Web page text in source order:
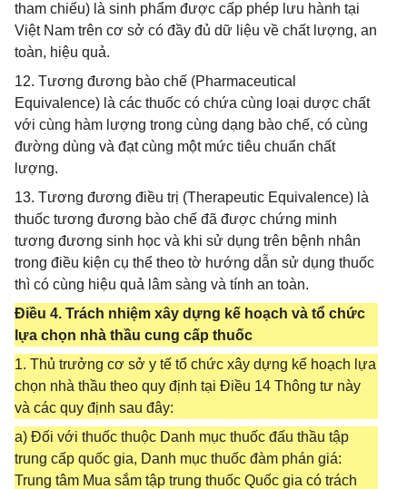
tham chiếu) là sinh phẩm được cấp phép lưu hành tại
Việt Nam trên cơ sở có đầy đủ dữ liệu về chất lượng, an
toàn, hiệu quả.
12. Tương đương bào chế (Pharmaceutical
Equivalence) là các thuốc có chứa cùng loại dược chất
với cùng hàm lượng trong cùng dạng bào chế, có cùng
đường dùng và đạt cùng một mức tiêu chuẩn chất
lượng.
13. Tương đương điều trị (Therapeutic Equivalence) là
thuốc tương đương bào chế đã được chứng minh
tương đương sinh học và khi sử dụng trên bệnh nhân
trong điều kiện cụ thể theo tờ hướng dẫn sử dụng thuốc
thì có cùng hiệu quả lâm sàng và tính an toàn.
Điều 4. Trách nhiệm xây dựng kế hoạch và tổ chức
lựa chọn nhà thầu cung cấp thuốc
1. Thủ trưởng cơ sở y tế tổ chức xây dựng kế hoạch lựa
chọn nhà thầu theo quy định tại Điều 14 Thông tư này
và các quy định sau đây:
a) Đối với thuốc thuộc Danh mục thuốc đấu thầu tập
trung cấp quốc gia, Danh mục thuốc đàm phán giá:
Trung tâm Mua sắm tập trung thuốc Quốc gia có trách